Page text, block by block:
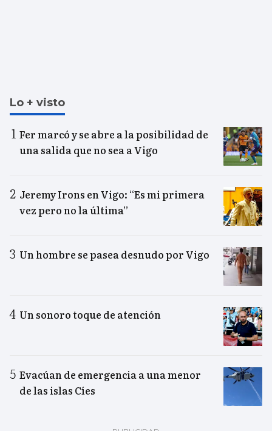
Lo + visto
Fer marcó y se abre a la posibilidad de
una salida que no sea a Vigo
Jeremy Irons en Vigo: “Es mi primera
vez pero no la última”
Un hombre se pasea desnudo por Vigo
Un sonoro toque de atención
Evacúan de emergencia a una menor
de las islas Cíes